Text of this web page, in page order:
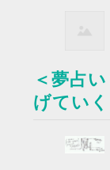
＜夢占
げていく